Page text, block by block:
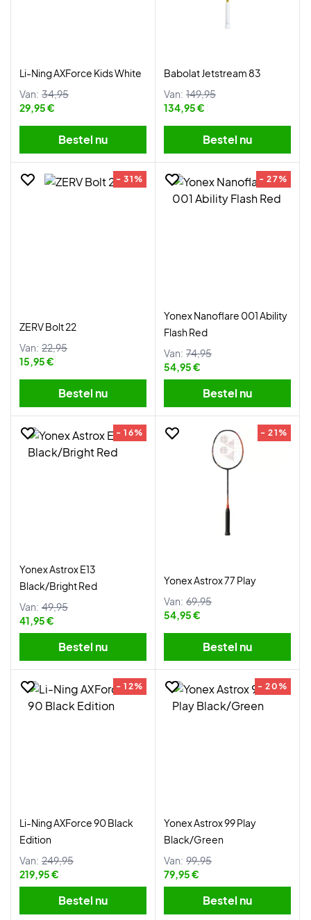
Li-Ning AXForce Kids White
Van: 34,95
29,95 €
Bestel nu
Babolat Jetstream 83
Van: 149,95
134,95 €
Bestel nu
- 31%
ZERV Bolt 22
Van: 22,95
15,95 €
Bestel nu
- 27%
Yonex Nanoflare 001 Ability
Flash Red
Van: 74,95
54,95 €
Bestel nu
- 16%
Yonex Astrox E13
Black/Bright Red
Van: 49,95
41,95 €
Bestel nu
- 21%
Yonex Astrox 77 Play
Van: 69,95
54,95 €
Bestel nu
- 12%
Li-Ning AXForce 90 Black
Edition
Van: 249,95
219,95 €
Bestel nu
- 20%
Yonex Astrox 99 Play
Black/Green
Van: 99,95
79,95 €
Bestel nu